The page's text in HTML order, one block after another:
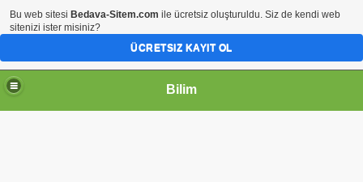
Bilim
Bu web sitesi Bedava-Sitem.com ile ücretsiz oluşturuldu. Siz de kendi web
sitenizi ister misiniz?
ÜCRETSIZ KAYIT OL